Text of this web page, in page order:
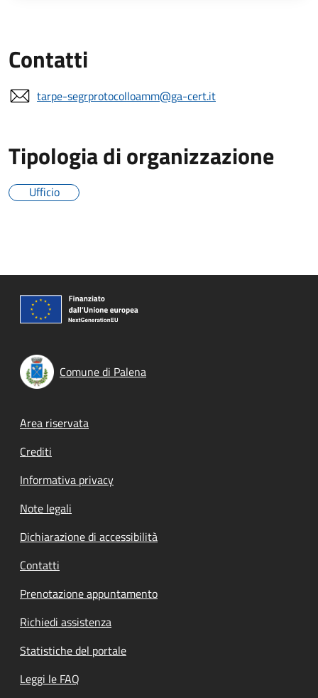
Contatti
tarpe-segrprotocolloamm@ga-cert.it
Tipologia di organizzazione
Ufficio
Comune di Palena
Footer menu
Area riservata
Crediti
Informativa privacy
Note legali
Dichiarazione di accessibilità
Contatti
Prenotazione appuntamento
Richiedi assistenza
Statistiche del portale
Leggi le FAQ